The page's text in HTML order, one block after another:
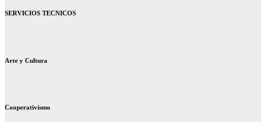
SERVICIOS TECNICOS
Arte y Cultura
Cooperativismo